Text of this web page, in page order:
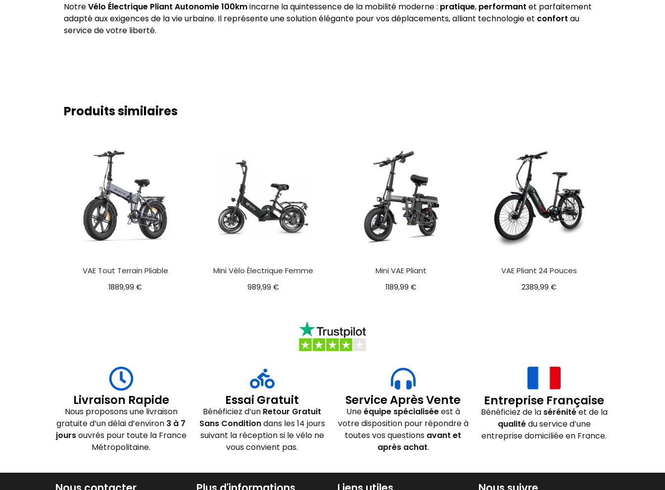
NotreVélo Électrique Pliant Autonomie 100kmincarne la quintessence de la mobilité moderne : pratique, performant et parfaitement
adapté aux exigences de la vie urbaine. Il représente une solution élégante pour vos déplacements, alliant technologie et confort au
service de votre liberté.
Produits similaires
VAE Tout Terrain Pliable
1889,99€
Mini Vélo Électrique Femme
989,99 €
Mini VAE Pliant
1189,99€
VAE Pliant 24 Pouces
2389,99 €
Livraison Rapide
Nous proposons une livraison
gratuite d’un délai d’environ 3 à 7
joursouvrés pour toute la France
Métropolitaine.
Essai Gratuit
Bénéficiez d’un Retour Gratuit
Sans Conditiondans les 14 jours
suivant la réception si le vélo ne
vous convient pas.
Service Après Vente
Uneéquipe spécialiséeest à
votre disposition pour répondre à
toutes vos questions avant et
après achat.
Entreprise Française
Bénéficiez de la sérénitéet de la
qualitédu service d’une
entreprise domiciliée en France.